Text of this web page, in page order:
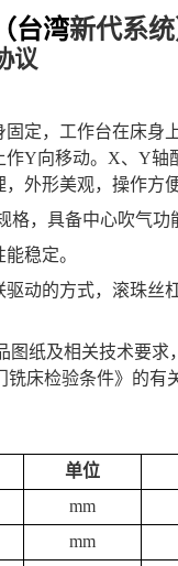
台湾新代系统
议
定，工作台在床身
作Y向移动。 X、Y轴
外形美观，操作方便
格，具备中心吹气功
稳定。
动的方式，滚珠丝
图纸及相关技术要求
铣床检验条件》的有
单位
mm
mm